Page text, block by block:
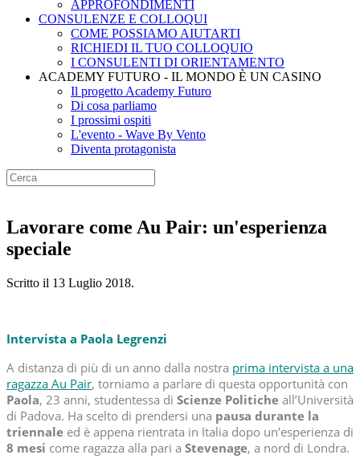
APPROFONDIMENTI
CONSULENZE E COLLOQUI
COME POSSIAMO AIUTARTI
RICHIEDI IL TUO COLLOQUIO
I CONSULENTI DI ORIENTAMENTO
ACADEMY FUTURO - IL MONDO È UN CASINO
Il progetto Academy Futuro
Di cosa parliamo
I prossimi ospiti
L'evento - Wave By Vento
Diventa protagonista
Lavorare come Au Pair: un'esperienza
speciale
Scritto il 13 Luglio 2018.
Intervista a Paola Legrenzi
A distanza di più di un anno dalla nostra prima intervista a una
ragazza Au Pair, torniamo a parlare di questa opportunità con
Paola, 23 anni, studentessa di Scienze Politiche all’Università
di Padova. Ha scelto di prendersi una pausa durante la
triennale ed è appena rientrata in Italia dopo un’esperienza di
8 mesi come ragazza alla pari a Stevenage, a nord di Londra.